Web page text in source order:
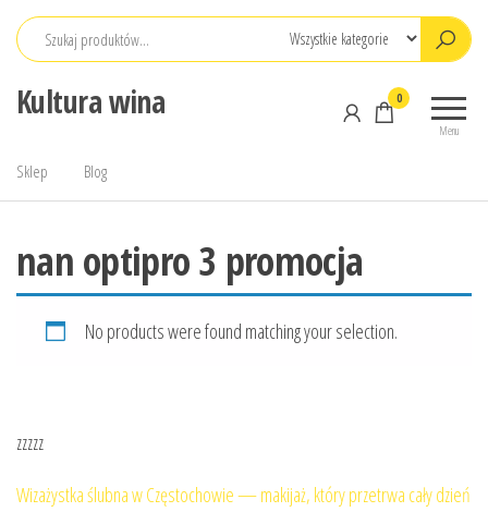
Przejdź
Kultura wina
Menu
0
Sklep Blog
nan optipro 3 promocja
No products were found matching your selection.
zzzzz
Wizażystka ślubna w Częstochowie — makijaż, który przetrwa cały dzień